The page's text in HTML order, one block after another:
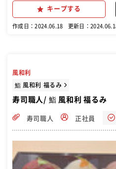
オープンまでは、既存店にて研修もできます。 回転寿
しての業務をお任せします。毎朝
す。 また、仕事に慣れてきましたら
キープする
作成日：2024.06.18 更新日：
風和利
鮨 風和利 福るみ
寿司職人/ 鮨 風和利 福るみ
寿司職人 正社員